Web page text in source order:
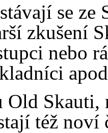
se ze
zkušení
nebo
Old
též noví